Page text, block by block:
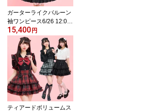
ガーターライクバルーン
袖ワンピース6/26 12:00
販売スタートsecrethone
y シークレットハニ
ー シーハニ 量産型
地雷系 参戦服 レディ
ース ワンピ 可愛い
ワイン ブラック 黒
15,400円
ティアードボリュームス